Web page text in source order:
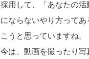
採用して、「あなたの
にならないやり方って
こうと思っていますね。
今は、動画を撮ったり